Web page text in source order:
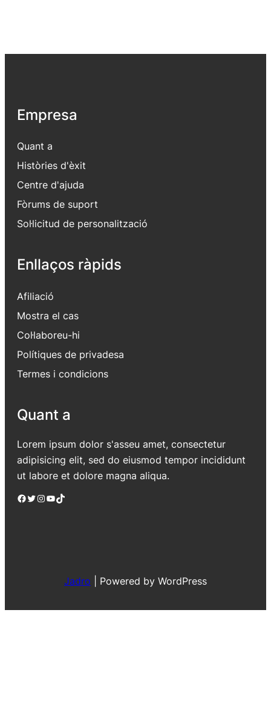
Empresa
Quant a
Històries d'èxit
Centre d'ajuda
Fòrums de suport
Sol·licitud de personalització
Enllaços ràpids
Afiliació
Mostra el cas
Col·laboreu-hi
Polítiques de privadesa
Termes i condicions
Quant a
Lorem ipsum dolor s'asseu amet, consectetur
adipisicing elit, sed do eiusmod tempor incididunt
ut labore et dolore magna aliqua.
Facebook Twitter Instagram YouTube TikTok
Jadro Powered by WordPress